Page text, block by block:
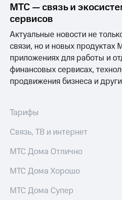
МТС — связь и
сервисов
Актуальные новости не
связи, но и новых
приложениях для работы и
финансовых сервисах,
продвижения бизнеса и
Тарифы
Связь, ТВ и интернет
МТС Дома Отлично
МТС Дома Хорошо
МТС Дома Супер